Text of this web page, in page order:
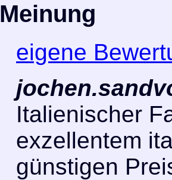
Meinung
eigene
Italienischer
exzellentem
günstigen